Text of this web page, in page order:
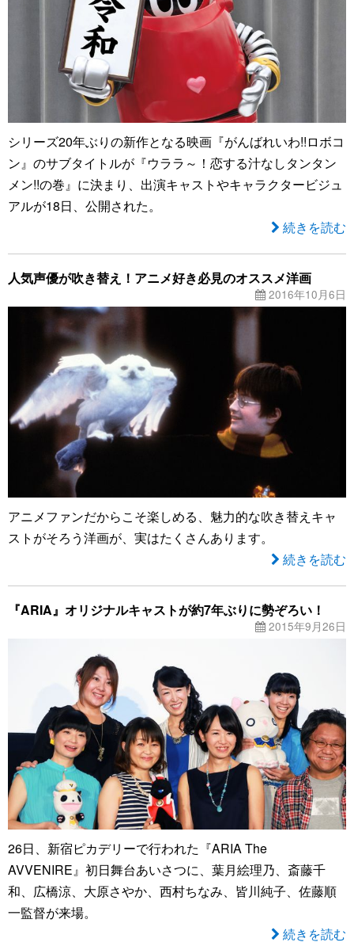
シリーズ20年ぶりの新作となる映画『がんばれいわ!!ロボコ
ン』のサブタイトルが『ウララ～！恋する汁なしタンタン
メン!!の巻』に決まり、出演キャストやキャラクタービジュ
アルが18日、公開された。
続きを読む
人気声優が吹き替え！アニメ好き必見のオススメ洋画
2016年10月6日
アニメファンだからこそ楽しめる、魅力的な吹き替えキャ
ストがそろう洋画が、実はたくさんあります。
続きを読む
『ARIA』オリジナルキャストが約7年ぶりに勢ぞろい！
2015年9月26日
26日、新宿ピカデリーで行われた『ARIA The
AVVENIRE』初日舞台あいさつに、葉月絵理乃、斎藤千
和、広橋涼、大原さやか、西村ちなみ、皆川純子、佐藤順
一監督が来場。
続きを読む